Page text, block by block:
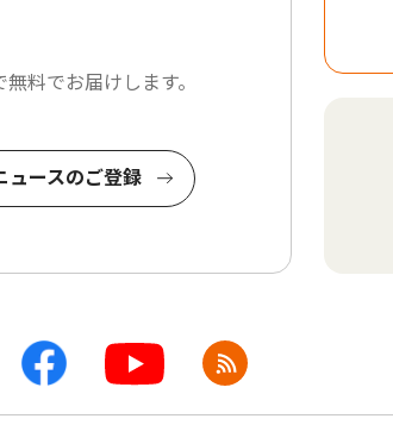
無料でお届けします。
ュースのご登録